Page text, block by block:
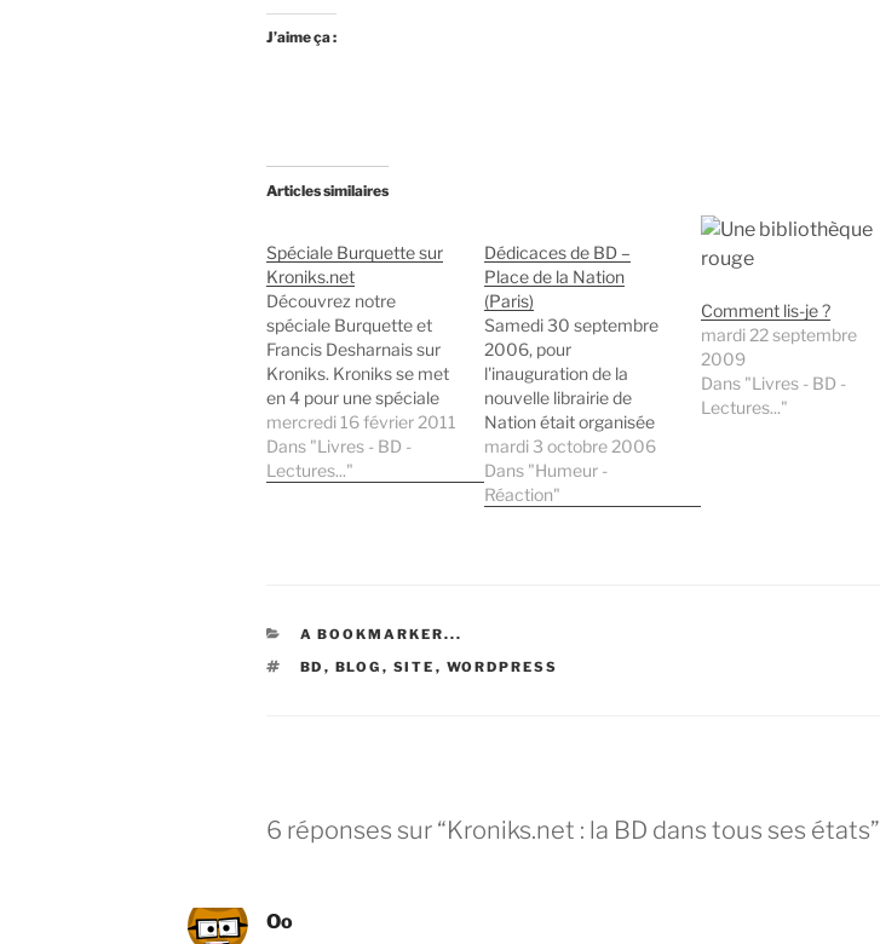
J’aime ça :
Articles similaires
Spéciale Burquette sur
Kroniks.net
Découvrez notre
spéciale Burquette et
Francis Desharnais sur
Kroniks. Kroniks se met
en 4 pour une spéciale
"Burquette et Francis
Desharnais". Les
connaisseurs le
Francis Desharnais en 2
parties : Partie 1 et…
mercredi 16 février 2011
Dans "Livres - BD -
Lectures..."
Dédicaces de BD –
Place de la Nation
(Paris)
Samedi 30 septembre
2006, pour
l'inauguration de la
nouvelle librairie de
Nation était organisée
une séance de
dédicaces de Bandes
Dessinées par une
petit événement. Jamais
mardi 3 octobre 2006
Dans "Humeur -
Réaction"
Comment lis-je ?
mardi 22 septembre
2009
Dans "Livres - BD -
Lectures..."
CATÉGORIES
A BOOKMARKER...
ÉTIQUETTES
BD , BLOG , SITE , WORDPRESS
6 réponses sur “Kroniks.net : la BD dans tous ses états”
Oo